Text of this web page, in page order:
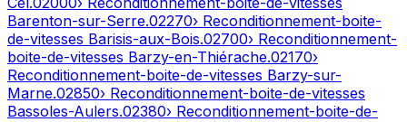
Barenton-sur-Serre.02270› Reconditionnement-boite-
de-vitesses Barisis-aux-Bois.02700› Reconditionnement-
boite-de-vitesses Barzy-en-Thiérache.02170›
Reconditionnement-boite-de-vitesses Barzy-sur-
Marne.02850› Reconditionnement-boite-de-vitesses
Bassoles-Aulers.02380› Reconditionnement-boite-de-